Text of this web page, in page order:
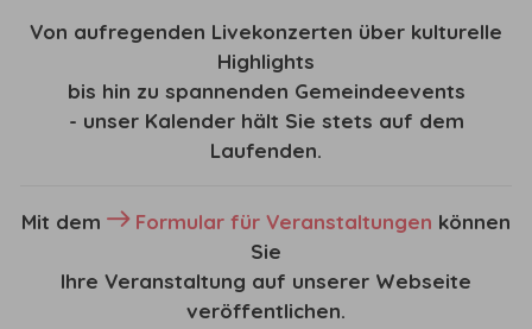
Von aufregenden Livekonzerten über kulturelle
Highlights
bis hin zu spannenden Gemeindeevents
- unser Kalender hält Sie stets auf dem
Laufenden.
Mit dem Formular für Veranstaltungen können
Sie
Ihre Veranstaltung auf unserer Webseite
veröffentlichen.